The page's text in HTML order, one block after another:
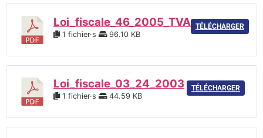
Loi_fiscale_46_2005_TVA
1 fichier·s 96.10 KB
TÉLÉCHARGER
Loi_fiscale_03_24_2003
1 fichier·s 44.59 KB
TÉLÉCHARGER